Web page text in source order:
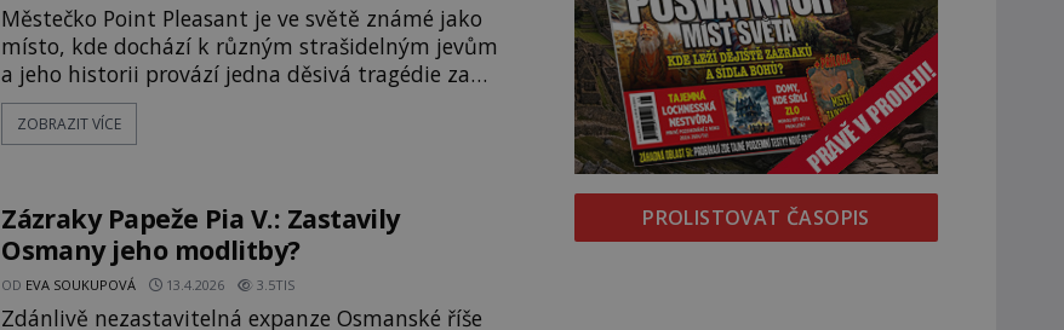
Městečko Point Pleasant je ve světě známé jako
místo, kde dochází k různým strašidelným jevům
a jeho historii provází jedna děsivá tragédie za
druhou. Údajně za to může dávná kletba, kterou
na místo svrhl umírající indiánský náčelník poté,
Západní Virginie a Kentuc
ZOBRAZIT VÍCE
Zázraky Papeže Pia V.: Zastavily
Osmany jeho modlitby?
OD EVA SOUKUPOVÁ 13.4.2026 3.5TIS
Zdánlivě nezastavitelná expanze Osmanské říše
PROLISTOVAT ČASOPIS